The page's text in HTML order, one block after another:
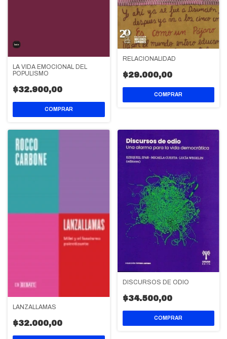
LA VIDA EMOCIONAL DEL
POPULISMO
$32.900,00
RELACIONALIDAD
$29.000,00
LANZALLAMAS
$32.000,00
DISCURSOS DE ODIO
$34.500,00